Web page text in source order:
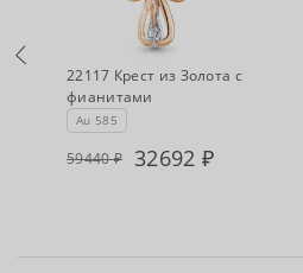
Есть в наличии
22117 Крест из Золота с
фианитами
Au 585
59440 32692